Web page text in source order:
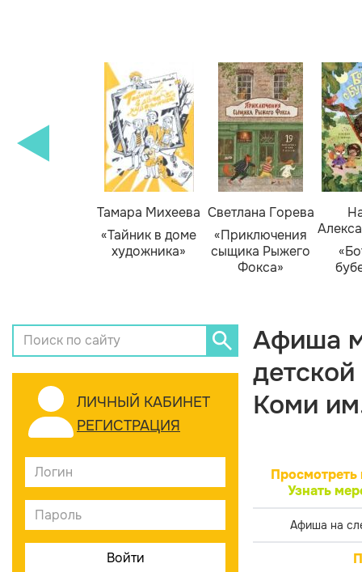
Тамара Михеева
«Тайник в доме
художника»
Светлана Горева
«Приключения
сыщика Рыжего
Фокса»
ЛИЧНЫЙ КАБИНЕТ
РЕГИСТРАЦИЯ
Афиша
Коми
Просмотреть
Узнать
Афиша на